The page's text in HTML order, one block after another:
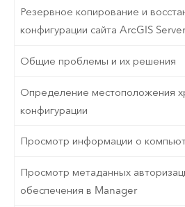
Резервное копирование и
конфигурации сайта ArcGIS
Общие проблемы и их решения
Определение местоположения
конфигурации
Просмотр информации о
Просмотр метаданных
обеспечения в Manager